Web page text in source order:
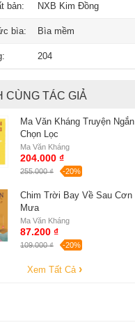
bản: NXB Kim Đồng
bìa: Bìa mềm
204
CÙNG TÁC GIẢ
Ma Văn Kháng Truyện Ngắn
Chọn Lọc
Ma Văn Kháng
204.000 ₫
255.000 ₫ -20%
Chim Trời Bay Về Sau Cơn
Mưa
Ma Văn Kháng
87.200 ₫
109.000 ₫ -20%
Xem Tất Cả